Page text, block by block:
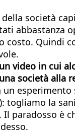
società
abbastanza
Quindi
video in cui
società alla
togliamo la
paradosso è